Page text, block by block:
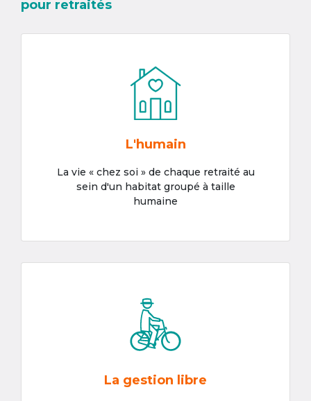
pour retraités
L'humain
La vie « chez soi » de chaque retraité au
sein d'un habitat groupé à taille
humaine
La gestion libre